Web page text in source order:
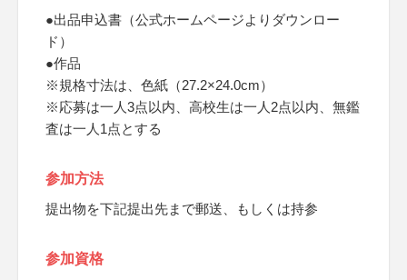
●出品申込書（公式ホームページよりダウンロー
ド）
●作品
※規格寸法は、色紙（27.2×24.0cm）
※応募は一人3点以内、高校生は一人2点以内、無鑑
査は一人1点とする
参加方法
提出物を下記提出先まで郵送、もしくは持参
参加資格